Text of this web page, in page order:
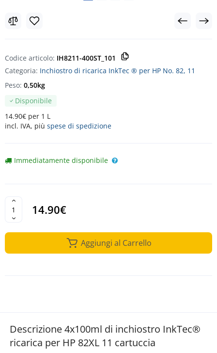
Codice articolo: IH8211-400ST_101
Categoria: Inchiostro di ricarica InkTec ® per HP No. 82, 11
Disponibile
14.90€ per 1 L
incl. IVA, più spese di spedizione
Peso: 0,50kg
Immediatamente disponibile
14.90€
Aggiungi al Carrello
Descrizione 4x100ml di inchiostro InkTec®
ricarica per HP 82XL 11 cartuccia